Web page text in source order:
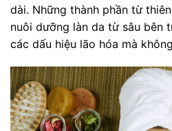
dài. Những thành phần từ
nuôi dưỡng làn da từ sâu bên
các dấu hiệu lão hóa mà